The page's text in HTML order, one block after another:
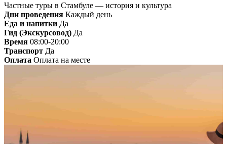
Частные туры в Стамбуле — история и культура
Дни проведения Каждый день
Еда и напитки Да
Гид (Экскурсовод) Да
Время 08:00-20:00
Транспорт Да
Оплата Оплата на месте